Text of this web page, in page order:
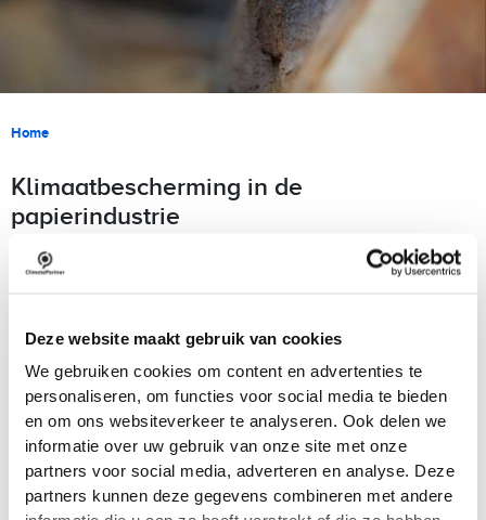
Deze website maakt gebruik van cookies
We gebruiken cookies om content en advertenties te
personaliseren, om functies voor social media te bieden
en om ons websiteverkeer te analyseren. Ook delen we
informatie over uw gebruik van onze site met onze
partners voor social media, adverteren en analyse. Deze
partners kunnen deze gegevens combineren met andere
Kruimelpad
Home
Klimaatbescherming in de
papierindustrie
Er zijn verschillende keurmerken voor milieuvriendelijke
papierproducten. CO
voetafdruk van papier wordt steeds
De papierindustrie gaat deze uitdaging aan: Sinds enkele jaren
bestaat er een sectorspecifiek kader dat door de Europese
brancheorganisatie CEPI is gepubliceerd (Framework for the
Development of Carbon Footprints for Paper and Board
Products). Dit kader vormt de basis voor de
productgerelateerde CO
2
footprint-berekening van papier.
Steeds meer papierfabrikanten rapporteren nu de CO 2
waarden van hun papierproducten.